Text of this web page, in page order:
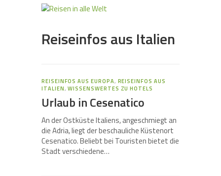
Reiseinfos aus Italien
REISEINFOS AUS EUROPA, REISEINFOS AUS
ITALIEN,WISSENSWERTES ZU HOTELS
Urlaub in Cesenatico
An der Ostküste Italiens, angeschmiegt an
die Adria, liegt der beschauliche Küstenort
Cesenatico. Beliebt bei Touristen bietet die
Stadt verschiedene…